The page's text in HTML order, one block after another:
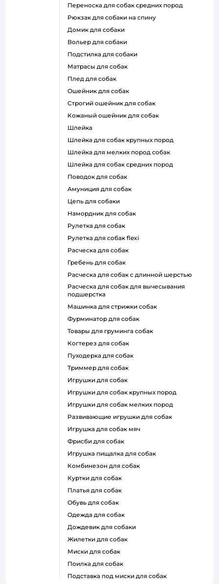
переноска для собак средних пород
рюкзак для собаки на спину
домик для собаки
вольер для собаки
подстилка для собаки
матрасы для собак
плед для собак
ошейник для собак
строгий ошейник для собак
кожаный ошейник для собак
шлейка
шлейка для собак крупных пород
шлейка для мелких пород собак
шлейка для собак средних пород
поводок для собак
амуниция для собак
цепь для собаки
намордник для собак
рулетка для собак
рулетка для собак flexi
расческа для собак
гребень для собак
расческа для собак с длинной шерстью
расческа для собак для вычесывания
подшерстка
машинка для стрижки собак
фурминатор для собак
товары для груминга собак
когтерез для собак
пуходерка для собак
триммер для собак
игрушки для собак
игрушки для собак крупных пород
игрушки для собак мелких пород
развивающие игрушки для собак
игрушка для собак мяч
фрисби для собак
игрушка пищалка для собак
комбинезон для собак
куртки для собак
платья для собак
обувь для собак
одежда для собак
дождевик для собаки
жилетки для собак
миски для собак
поилка для собак
подставка под миски для собак